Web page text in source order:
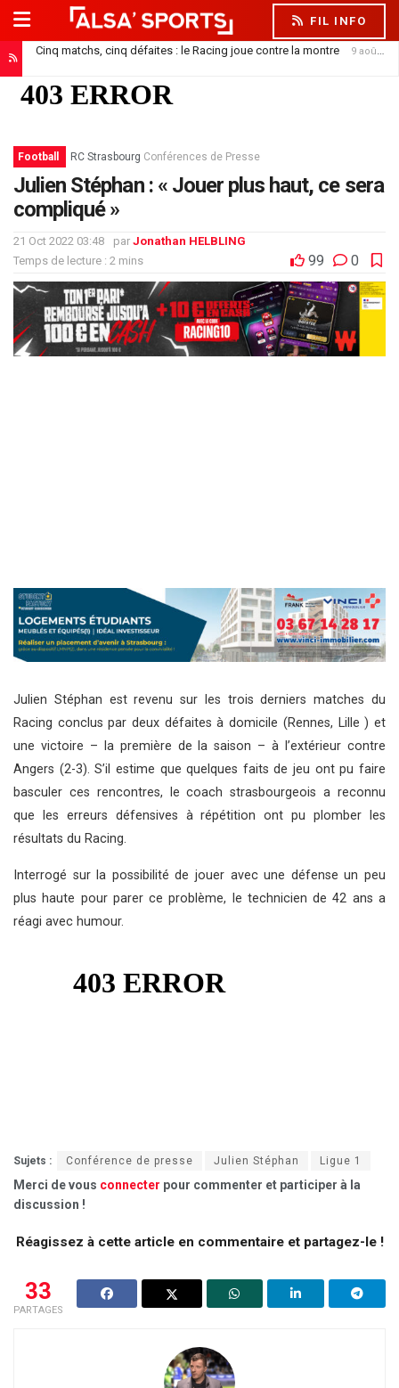
FIL INFO
Cinq matchs, cinq défaites : le Racing joue contre la montre 9 août 2026
Football RC Strasbourg Conférences de Presse
Julien Stéphan : « Jouer plus haut, ce sera
compliqué »
21 Oct 2022 03:48 par Jonathan HELBLING
Temps de lecture : 2 mins
99 0
Julien Stéphan est revenu sur les trois derniers matches du
Racing conclus par deux défaites à domicile (Rennes, Lille ) et
une victoire – la première de la saison – à l’extérieur contre
Angers (2-3). S’il estime que quelques faits de jeu ont pu faire
basculer ces rencontres, le coach strasbourgeois a reconnu
que les erreurs défensives à répétition ont pu plomber les
résultats du Racing.
Interrogé sur la possibilité de jouer avec une défense un peu
plus haute pour parer ce problème, le technicien de 42 ans a
réagi avec humour.
Sujets : Conférence de presse Julien Stéphan Ligue 1
Merci de vous connecter pour commenter et participer à la
discussion !
Réagissez à cette article en commentaire et partagez-le !
33
PARTAGES